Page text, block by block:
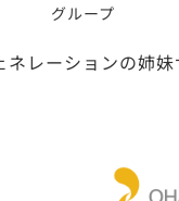
グループ
ネレーションの姉妹